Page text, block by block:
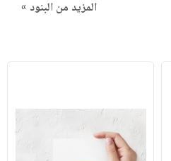
المزيد من البنود »